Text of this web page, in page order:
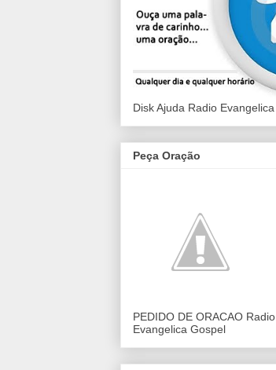
Disk Ajuda Radio Evangelica
Peça Oração
PEDIDO DE ORACAO Radio
Evangelica Gospel